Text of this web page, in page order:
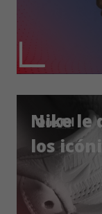
Nike le
los